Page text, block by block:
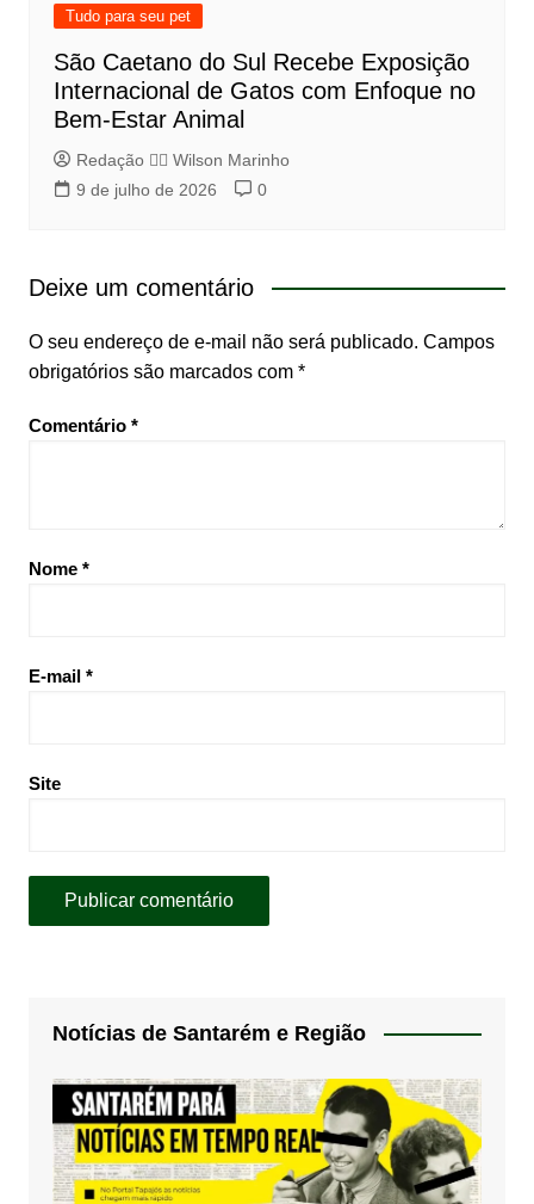
Tudo para seu pet
São Caetano do Sul Recebe Exposição
Internacional de Gatos com Enfoque no
Bem-Estar Animal
Redação 👨‍⚖️​ Wilson Marinho
9 de julho de 2026
0
Deixe um comentário
O seu endereço de e-mail não será publicado. Campos
obrigatórios são marcados com *
Comentário *
Nome *
E-mail *
Site
Notícias de Santarém e Região